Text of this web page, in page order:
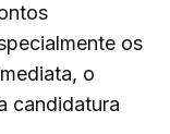
os
o
candidatura